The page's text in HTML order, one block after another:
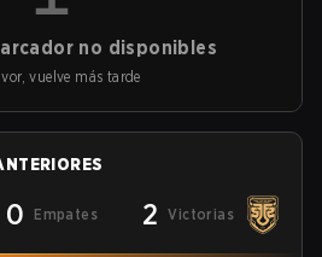
no disponibles
vuelve más tarde
0 Empates 2 Victorias